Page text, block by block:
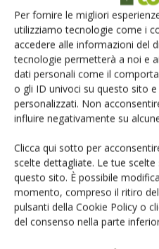
Per fornire le migliori
utilizziamo tecnologie come i
accedere alle informazioni del
tecnologie permetterà a noi e
dati personali come il
o gli ID univoci su questo sito
personalizzati. Non
influire negativamente su
Clicca qui sotto per
scelte dettagliate. Le tue
questo sito. È possibile
momento, compreso il ritiro
pulsanti della Cookie Policy o
del consenso nella parte
Iscriviti alle